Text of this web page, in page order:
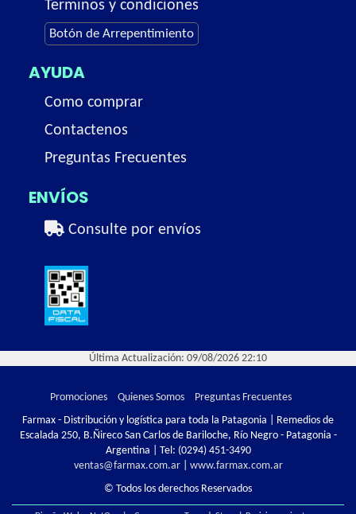
Terminos y condiciones
Botón de Arrepentimiento
AYUDA
Como comprar
Contactenos
Preguntas Frecuentes
ENVÍOS
Consulte por envíos
Última Actualización: 09/08/2026 22:10
Promociones Quienes Somos
Preguntas Frecuentes
Farmax - Distribución y logística para toda la Patagonia | Remedios de
Escalada 250, B.Ñireco San Carlos de Bariloche, Río Negro - Patagonia -
Argentina | Tel: (0294) 451-3490
ventas@farmax.com.ar| www.farmax.com.ar
© Todos los derechos Reservados